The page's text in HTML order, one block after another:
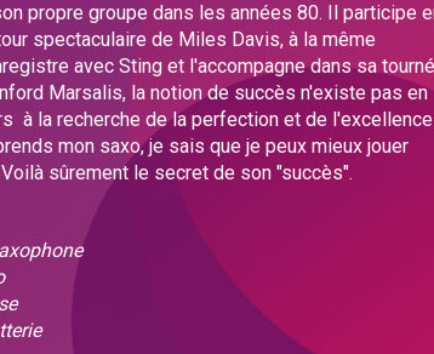
propre groupe dans les années 80. Il participe
spectaculaire de Miles Davis, à la même
avec Sting et l'accompagne dans sa
Marsalis, la notion de succès n'existe pas en
à la recherche de la perfection et de l'excellence
mon saxo, je sais que je peux mieux jouer
sûrement le secret de son "succès".